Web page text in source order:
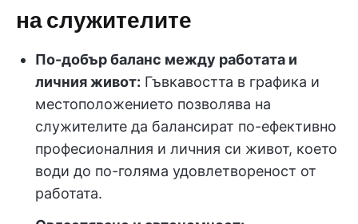
на служителите
По-добър баланс между работата и
личния живот: Гъвкавостта в графика и
местоположението позволява на
служителите да балансират по-ефективно
професионалния и личния си живот, което
води до по-голяма удовлетвореност от
работата.